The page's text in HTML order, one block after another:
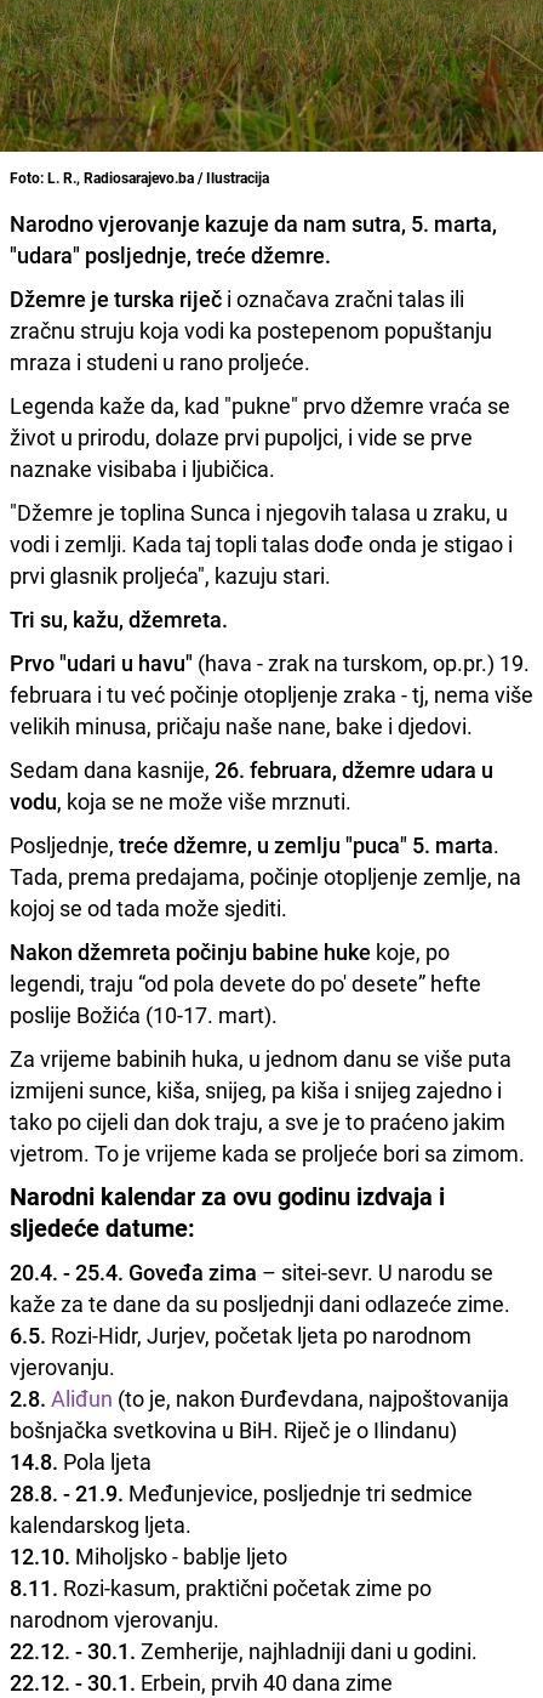
Foto: L. R., Radiosarajevo.ba / Ilustracija
Narodno vjerovanje kazuje da nam sutra, 5. marta,
"udara" posljednje, treće džemre.
Džemre je turska riječ i označava zračni talas ili
zračnu struju koja vodi ka postepenom popuštanju
mraza i studeni u rano proljeće.
Legenda kaže da, kad "pukne" prvo džemre vraća se
život u prirodu, dolaze prvi pupoljci, i vide se prve
naznake visibaba i ljubičica.
"Džemre je toplina Sunca i njegovih talasa u zraku, u
vodi i zemlji. Kada taj topli talas dođe onda je stigao i
prvi glasnik proljeća", kazuju stari.
Tri su, kažu, džemreta.
Prvo "udari u havu" (hava - zrak na turskom, op.pr.) 19.
februara i tu već počinje otopljenje zraka - tj, nema više
velikih minusa, pričaju naše nane, bake i djedovi.
Sedam dana kasnije, 26. februara, džemre udara u
vodu, koja se ne može više mrznuti.
Posljednje, treće džemre, u zemlju "puca" 5. marta.
Tada, prema predajama, počinje otopljenje zemlje, na
kojoj se od tada može sjediti.
Nakon džemreta počinju babine huke koje, po
legendi, traju “od pola devete do po' desete” hefte
poslije Božića (10-17. mart).
Za vrijeme babinih huka, u jednom danu se više puta
izmijeni sunce, kiša, snijeg, pa kiša i snijeg zajedno i
tako po cijeli dan dok traju, a sve je to praćeno jakim
vjetrom. To je vrijeme kada se proljeće bori sa zimom.
Narodni kalendar za ovu godinu izdvaja i
sljedeće datume:
20.4. - 25.4. Goveđa zima – sitei-sevr. U narodu se
kaže za te dane da su posljednji dani odlazeće zime.
6.5. Rozi-Hidr, Jurjev, početak ljeta po narodnom
vjerovanju.
2.8. Aliđun (to je, nakon Đurđevdana, najpoštovanija
bošnjačka svetkovina u BiH. Riječ je o Ilindanu)
14.8. Pola ljeta
28.8. - 21.9. Međunjevice, posljednje tri sedmice
kalendarskog ljeta.
12.10. Miholjsko - bablje ljeto
8.11. Rozi-kasum, praktični početak zime po
narodnom vjerovanju.
22.12. - 30.1. Zemherije, najhladniji dani u godini.
22.12. - 30.1. Erbein, prvih 40 dana zime